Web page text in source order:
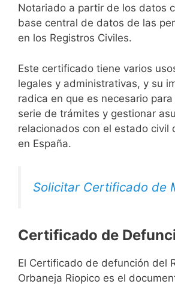
Notariado a partir de los datos
base central de datos de las
en los Registros Civiles.
Este certificado tiene varios
legales y administrativas, y su
radica en que es necesario
serie de trámites y gestionar
relacionados con el estado civil
en España.
Solicitar Certificado de
Certificado de
El Certificado de defunción del
Orbaneja Riopico es el